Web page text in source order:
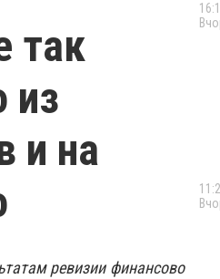
так
из
и на
ревизии финансово